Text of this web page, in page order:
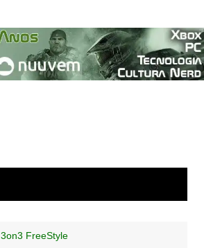
3on3 FreeStyle